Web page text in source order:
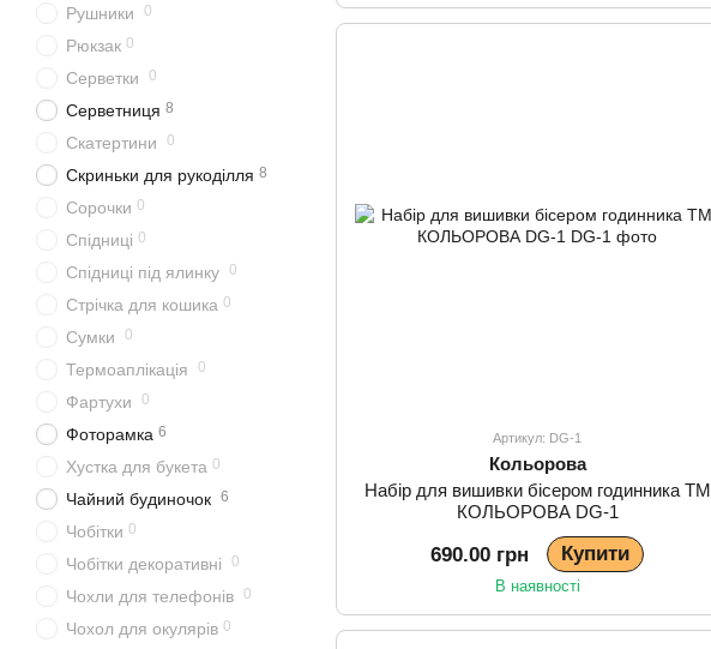
Артикул: DG-1
Кольорова
Набір для вишивки бісером годинника ТМ
КОЛЬОРОВА DG-1
690.00 грн Купити
В наявності
Рушники 0
Рюкзак 0
Серветки 0
Серветниця 8
Скатертини 0
Скриньки для рукоділля 8
Сорочки 0
Спідниці 0
Спідниці під ялинку 0
Стрічка для кошика 0
Сумки 0
Термоаплікація 0
Фартухи 0
Фоторамка 6
Хустка для букета 0
Чайний будиночок 6
Чобітки 0
Чобітки декоративні 0
Чохли для телефонів 0
Чохол для окулярів 0